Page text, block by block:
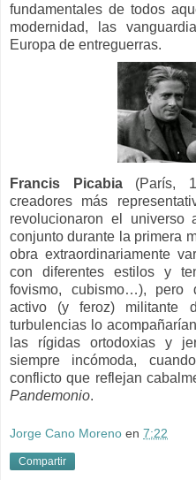
fundamentales de todos
modernidad, las
Europa de entreguerras.
Francis Picabia(París,
creadores más
revolucionaron el
conjunto durante la primera
obra extraordinariamente
con diferentes estilos y
fovismo, cubismo…), pero
activo (y feroz) militante
turbulencias lo
las rígidas ortodoxias y
siempre incómoda,
conflicto que reflejan
Pandemonio.
Jorge Cano Moreno en 7:22
Compartir